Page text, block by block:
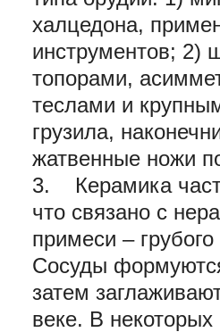
халцедона,
инструментов; 2)
топорами,
теслами и
грузила,
жатвенные ножи
3. Керамика
что связано с
примеси –
Сосуды
затем
веке. В